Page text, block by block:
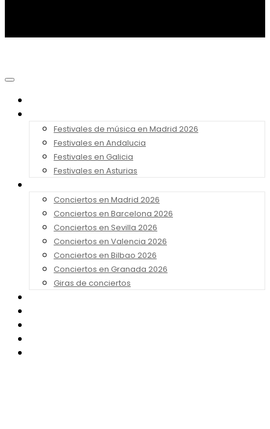
Festivales de música en Madrid 2026
Festivales en Andalucia
Festivales en Galicia
Festivales en Asturias
Conciertos en Madrid 2026
Conciertos en Barcelona 2026
Conciertos en Sevilla 2026
Conciertos en Valencia 2026
Conciertos en Bilbao 2026
Conciertos en Granada 2026
Giras de conciertos